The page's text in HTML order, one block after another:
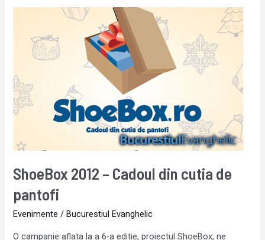
ShoeBox 2012 – Cadoul din cutia de
pantofi
Evenimente /Bucurestiul Evanghelic
O campanie aflata la a 6-a editie, proiectul ShoeBox, ne
Cadoul
din
cutia
de